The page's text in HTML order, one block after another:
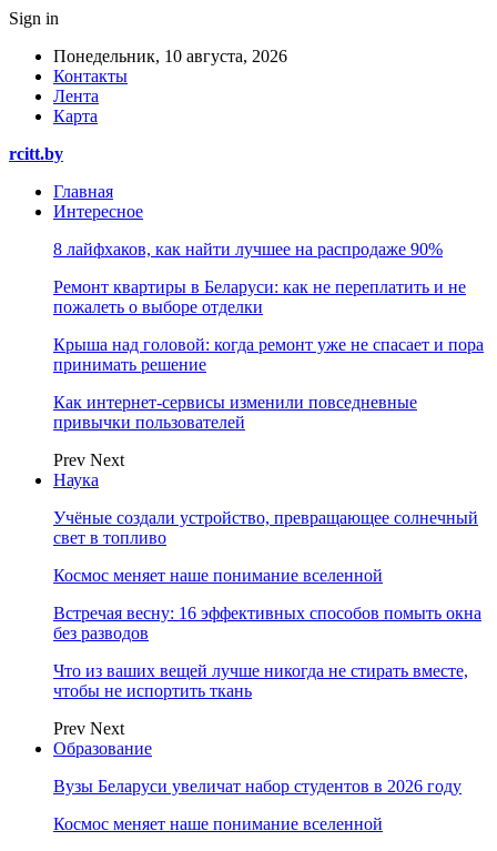
Sign in
Понедельник, 10 августа, 2026
Контакты
Лента
Карта
rcitt.by
Главная
Интересное
8 лайфхаков, как найти лучшее на распродаже 90%
Ремонт квартиры в Беларуси: как не переплатить и не
пожалеть о выборе отделки
Крыша над головой: когда ремонт уже не спасает и пора
принимать решение
Как интернет-сервисы изменили повседневные
привычки пользователей
Prev Next
Наука
Учёные создали устройство, превращающее солнечный
свет в топливо
Космос меняет наше понимание вселенной
Встречая весну: 16 эффективных способов помыть окна
без разводов
Что из ваших вещей лучше никогда не стирать вместе,
чтобы не испортить ткань
Prev Next
Образование
Вузы Беларуси увеличат набор студентов в 2026 году
Космос меняет наше понимание вселенной